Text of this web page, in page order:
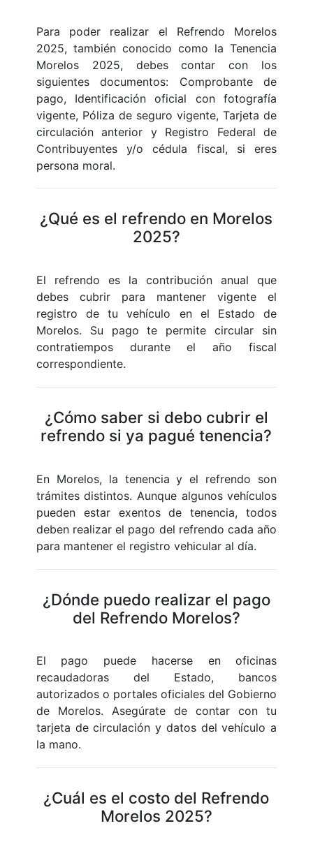
Para poder realizar el Refrendo Morelos
2025, también conocido como la Tenencia
Morelos 2025, debes contar con los
siguientes documentos: Comprobante de
pago, Identificación oficial con fotografía
vigente, Póliza de seguro vigente, Tarjeta de
circulación anterior y Registro Federal de
Contribuyentes y/o cédula fiscal, si eres
persona moral.
¿Qué es el refrendo en Morelos
2025?
El refrendo es la contribución anual que
debes cubrir para mantener vigente el
registro de tu vehículo en el Estado de
Morelos. Su pago te permite circular sin
contratiempos durante el año fiscal
correspondiente.
¿Cómo saber si debo cubrir el
refrendo si ya pagué tenencia?
En Morelos, la tenencia y el refrendo son
trámites distintos. Aunque algunos vehículos
pueden estar exentos de tenencia, todos
deben realizar el pago del refrendo cada año
para mantener el registro vehicular al día.
¿Dónde puedo realizar el pago
del Refrendo Morelos?
El pago puede hacerse en oficinas
recaudadoras del Estado, bancos
autorizados o portales oficiales del Gobierno
de Morelos. Asegúrate de contar con tu
tarjeta de circulación y datos del vehículo a
la mano.
¿Cuál es el costo del Refrendo
Morelos 2025?